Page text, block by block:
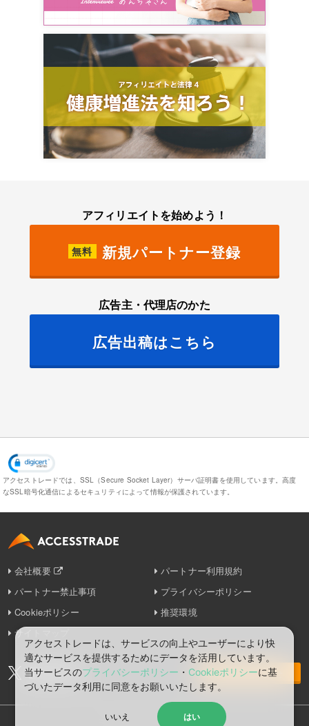
アフィリエイトを始めよう！
無料 新規パートナー登録
広告主・代理店のかた
広告出稿はこちら
アクセストレードでは、SSL（Secure Socket Layer）サーバ証明書を使用しています。高度
なSSL暗号化通信によるセキュリティによって情報が保護されています。
会社概要
パートナー利用規約
パートナー禁止事項
プライバシーポリシー
Cookieポリシー
推奨環境
サイトマップ
お問い合わせ
アクセストレードは、サービスの向上やユーザーにより快
適なサービスを提供するためにデータを活用しています。
当サービスのプライバシーポリシー ・ Cookieポリシーに基
づいたデータ利⽤に同意をお願いいたします。
いいえ はい